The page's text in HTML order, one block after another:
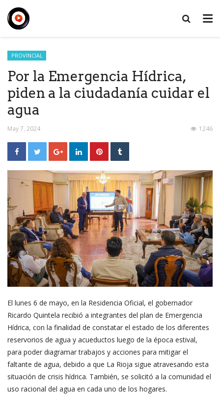
PROVINCIAL
Por la Emergencia Hídrica,
piden a la ciudadanía cuidar el
agua
May 7, 2024 1246
El lunes 6 de mayo, en la Residencia Oficial, el gobernador
Ricardo Quintela recibió a integrantes del plan de Emergencia
Hídrica, con la finalidad de constatar el estado de los diferentes
reservorios de agua y acueductos luego de la época estival,
para poder diagramar trabajos y acciones para mitigar el
faltante de agua, debido a que La Rioja sigue atravesando esta
situación de crisis hídrica. También, se solicitó a la comunidad el
uso racional del agua en cada uno de los hogares.